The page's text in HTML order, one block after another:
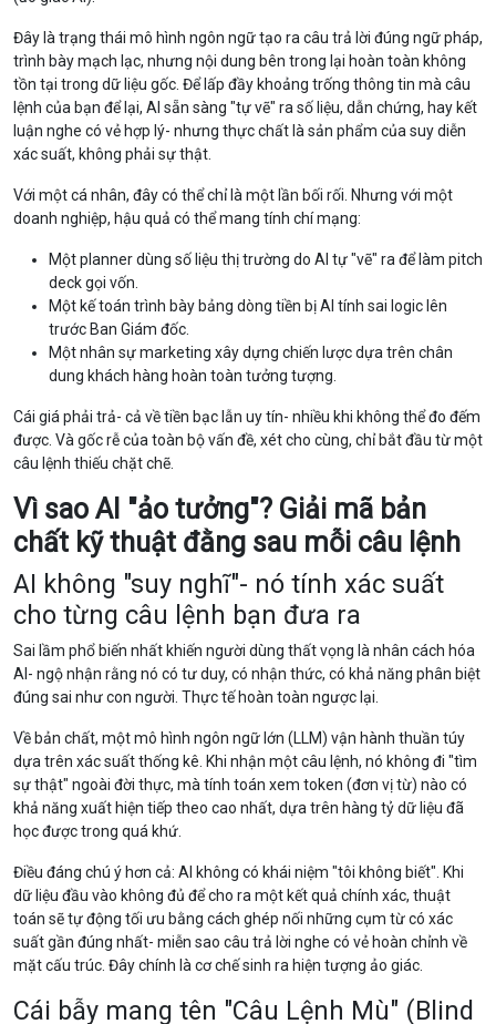
Đây là trạng thái mô hình ngôn ngữ tạo ra câu trả lời đúng ngữ pháp,
trình bày mạch lạc, nhưng nội dung bên trong lại hoàn toàn không
tồn tại trong dữ liệu gốc. Để lấp đầy khoảng trống thông tin mà câu
lệnh của bạn để lại, AI sẵn sàng "tự vẽ" ra số liệu, dẫn chứng, hay kết
luận nghe có vẻ hợp lý- nhưng thực chất là sản phẩm của suy diễn
xác suất, không phải sự thật.
Với một cá nhân, đây có thể chỉ là một lần bối rối. Nhưng với một
doanh nghiệp, hậu quả có thể mang tính chí mạng:
Một planner dùng số liệu thị trường do AI tự "vẽ" ra để làm pitch
deck gọi vốn.
Một kế toán trình bày bảng dòng tiền bị AI tính sai logic lên
trước Ban Giám đốc.
Một nhân sự marketing xây dựng chiến lược dựa trên chân
dung khách hàng hoàn toàn tưởng tượng.
Cái giá phải trả- cả về tiền bạc lẫn uy tín- nhiều khi không thể đo đếm
được. Và gốc rễ của toàn bộ vấn đề, xét cho cùng, chỉ bắt đầu từ một
câu lệnh thiếu chặt chẽ.
Vì sao AI "ảo tưởng"? Giải mã bản
chất kỹ thuật đằng sau mỗi câu lệnh
AI không "suy nghĩ"- nó tính xác suất
cho từng câu lệnh bạn đưa ra
Sai lầm phổ biến nhất khiến người dùng thất vọng là nhân cách hóa
AI- ngộ nhận rằng nó có tư duy, có nhận thức, có khả năng phân biệt
đúng sai như con người. Thực tế hoàn toàn ngược lại.
Về bản chất, một mô hình ngôn ngữ lớn (LLM) vận hành thuần túy
dựa trên xác suất thống kê. Khi nhận một câu lệnh, nó không đi "tìm
sự thật" ngoài đời thực, mà tính toán xem token (đơn vị từ) nào có
khả năng xuất hiện tiếp theo cao nhất, dựa trên hàng tỷ dữ liệu đã
học được trong quá khứ.
Điều đáng chú ý hơn cả: AI không có khái niệm "tôi không biết". Khi
dữ liệu đầu vào không đủ để cho ra một kết quả chính xác, thuật
toán sẽ tự động tối ưu bằng cách ghép nối những cụm từ có xác
suất gần đúng nhất- miễn sao câu trả lời nghe có vẻ hoàn chỉnh về
mặt cấu trúc. Đây chính là cơ chế sinh ra hiện tượng ảo giác.
Cái bẫy mang tên "Câu Lệnh Mù" (Blind